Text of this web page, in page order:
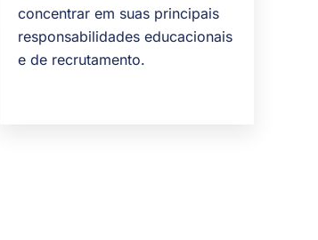
concentrar em suas principais
responsabilidades educacionais
e de recrutamento.